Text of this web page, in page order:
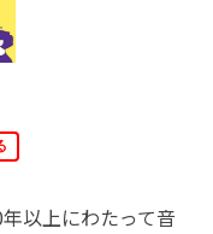
以上にわたって音